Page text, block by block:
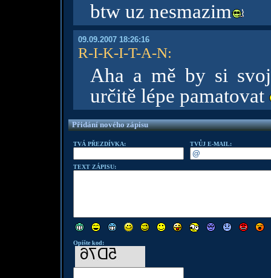
btw uz nesmazim
09.09.2007 18:26:16
R-I-K-I-T-A-N:
Aha a mě by si
určitě lépe pamatovat
Přidání nového zápisu
TVÁ PŘEZDÍVKA: TVŮJ E-MAIL:
TEXT ZÁPISU:
Opište kod: